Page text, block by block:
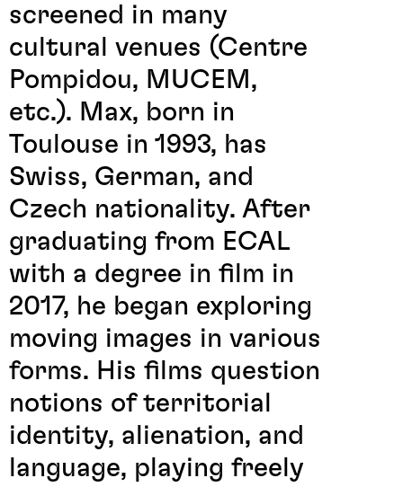
screened in many
cultural venues (Centre
Pompidou, MUCEM,
etc.). Max, born in
Toulouse in 1993, has
Swiss, German, and
Czech nationality. After
graduating from ECAL
with a degree in film in
2017, he began exploring
moving images in various
forms. His films question
notions of territorial
identity, alienation, and
language, playing freely